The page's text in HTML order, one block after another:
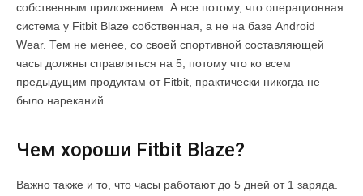
собственным приложением. А все потому, что операционная
система у Fitbit Blaze собственная, а не на базе Android
Wear. Тем не менее, со своей спортивной составляющей
часы должны справляться на 5, потому что ко всем
предыдущим продуктам от Fitbit, практически никогда не
было нареканий.
Чем хороши Fitbit Blaze?
Важно также и то, что часы работают до 5 дней от 1 заряда.